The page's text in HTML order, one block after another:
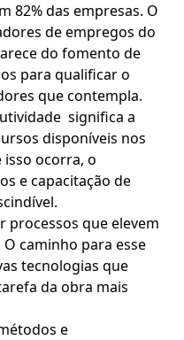
82% das empresas. O
de empregos do
do fomento de
para qualificar o
que contempla.
significa a
disponíveis nos
isso ocorra, o
e capacitação de
processos que elevem
caminho para esse
tecnologias que
da obra mais
e